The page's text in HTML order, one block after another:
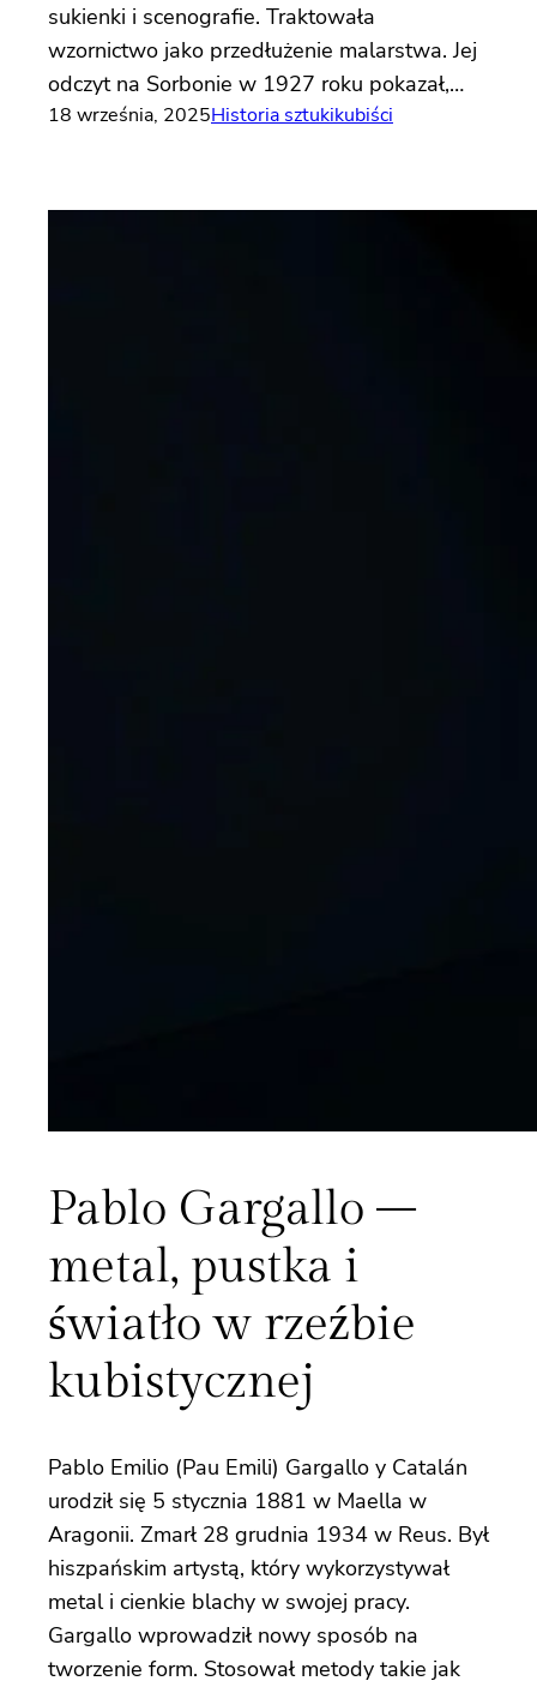
sukienki i scenografie. Traktowała
wzornictwo jako przedłużenie malarstwa. Jej
odczyt na Sorbonie w 1927 roku pokazał,…
18 września, 2025Historia sztukikubiści
Pablo Gargallo –
metal, pustka i
światło w rzeźbie
kubistycznej
Pablo Emilio (Pau Emili) Gargallo y Catalán
urodził się 5 stycznia 1881 w Maella w
Aragonii. Zmarł 28 grudnia 1934 w Reus. Był
hiszpańskim artystą, który wykorzystywał
metal i cienkie blachy w swojej pracy.
Gargallo wprowadził nowy sposób na
tworzenie form. Stosował metody takie jak